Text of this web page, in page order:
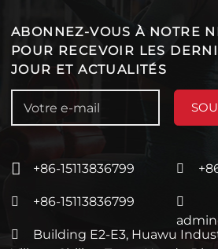
ABONNEZ-VOUS À NOTRE
POUR RECEVOIR LES
JOUR ET ACTUALITÉS
+86-15113836799
+86-15113836799
Building E2-E3, Huawu